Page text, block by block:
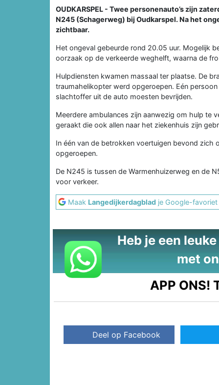
OUDKARSPEL - Twee personenauto’s zijn
N245 (Schagerweg) bij Oudkarspel. Na het
zichtbaar.
Het ongeval gebeurde rond 20.05 uur. Mogelijk
oorzaak op de verkeerde weghelft, waarna de
Hulpdiensten kwamen massaal ter plaatse. De
traumahelikopter werd opgeroepen. Eén
slachtoffer uit de auto moesten bevrijden.
Meerdere ambulances zijn aanwezig om hulp te
geraakt die ook allen naar het ziekenhuis zijn
In één van de betrokken voertuigen bevond zich
opgeroepen.
De N245 is tussen de Warmenhuizerweg en de
voor verkeer.
Maak Langedijkerdagblad je Google-favoriet
Heb je een
met
APP ONS!
Deel op Facebook